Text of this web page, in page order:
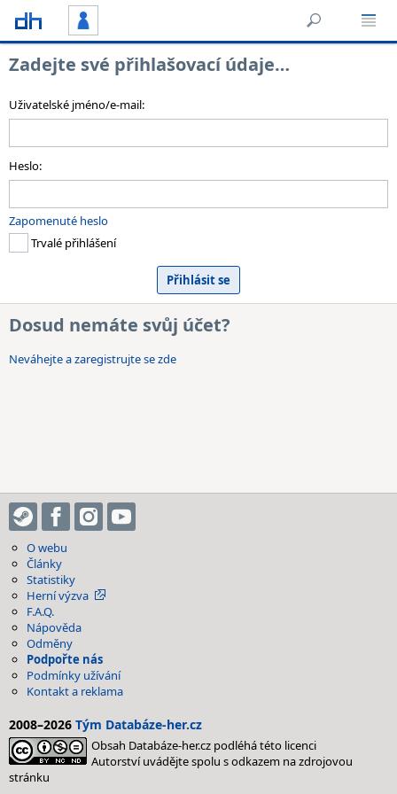
Zadejte své přihlašovací údaje…
Uživatelské jméno/e-mail:
Heslo:
Zapomenuté heslo
Trvalé přihlášení
Dosud nemáte svůj účet?
Neváhejte a zaregistrujte se zde
O webu
Články
Statistiky
Herní výzva
F.A.Q.
Nápověda
Odměny
Podpořte nás
Podmínky užívání
Kontakt a reklama
2008–2026 Tým Databáze-her.cz
Obsah Databáze-her.cz podléhá této licenci
Autorství uvádějte spolu s odkazem na zdrojovou
stránku